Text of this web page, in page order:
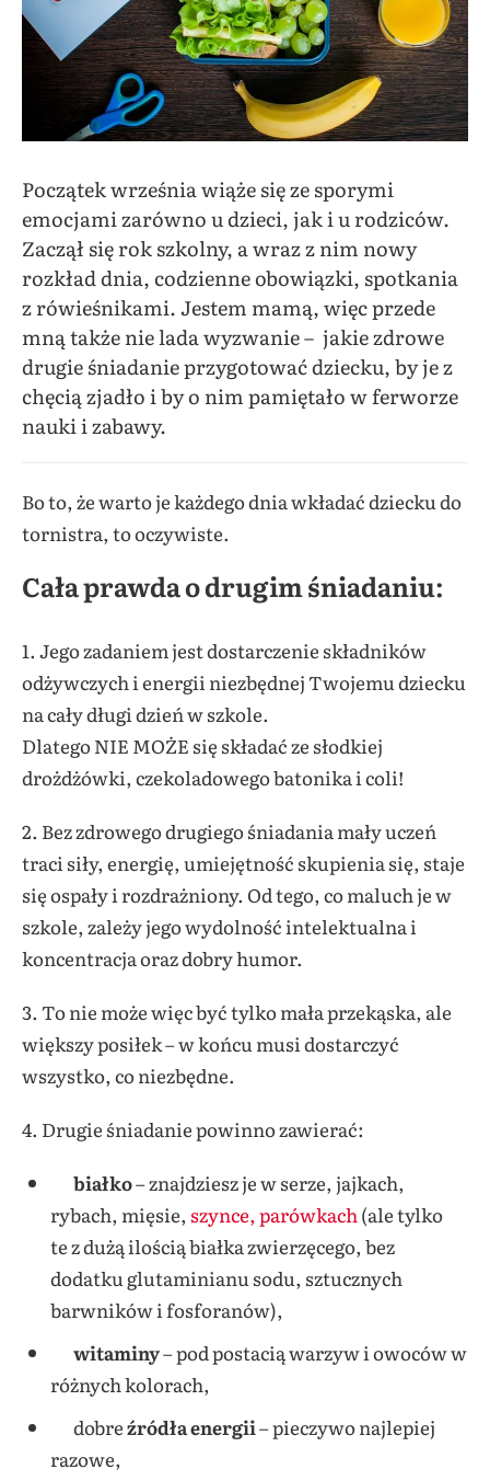
Początek września wiąże się ze sporymi
emocjami zarówno u dzieci, jak i u rodziców.
Zaczął się rok szkolny, a wraz z nim nowy
rozkład dnia, codzienne obowiązki, spotkania
z rówieśnikami. Jestem mamą, więc przede
mną także nie lada wyzwanie – jakie zdrowe
drugie śniadanie przygotować dziecku, by je z
chęcią zjadło i by o nim pamiętało w ferworze
nauki i zabawy.
Bo to, że warto je każdego dnia wkładać dziecku do
tornistra, to oczywiste.
Cała prawda o drugim śniadaniu:
1. Jego zadaniem jest dostarczenie składników
odżywczych i energii niezbędnej Twojemu dziecku
na cały długi dzień w szkole.
Dlatego NIE MOŻE się składać ze słodkiej
drożdżówki, czekoladowego batonika i coli!
2. Bez zdrowego drugiego śniadania mały uczeń
traci siły, energię, umiejętność skupienia się, staje
się ospały i rozdrażniony. Od tego, co maluch je w
szkole, zależy jego wydolność intelektualna i
koncentracja oraz dobry humor.
3. To nie może więc być tylko mała przekąska, ale
większy posiłek – w końcu musi dostarczyć
wszystko, co niezbędne.
4. Drugie śniadanie powinno zawierać:
białko– znajdziesz je w serze, jajkach,
rybach, mięsie, szynce, parówkach (ale tylko
te z dużą ilością białka zwierzęcego, bez
dodatku glutaminianu sodu, sztucznych
barwników i fosforanów),
witaminy– pod postacią warzyw i owoców w
różnych kolorach,
dobreźródła energii– pieczywo najlepiej
razowe,